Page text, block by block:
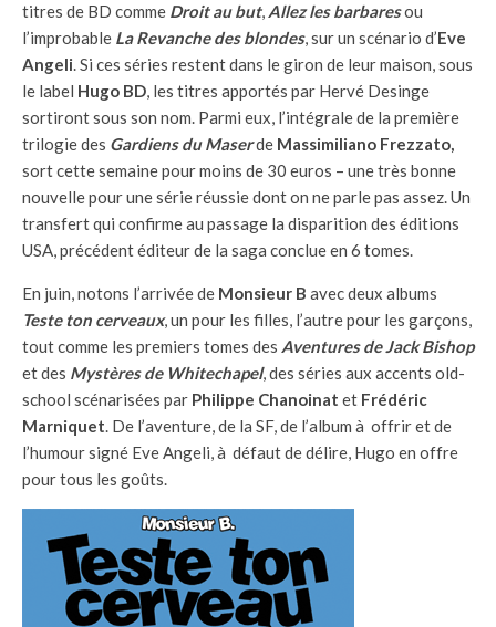
titres de BD comme Droit au but, Allez les barbaresou
l’improbable La Revanche des blondes, sur un scénario d’Eve
Angeli. Si ces séries restent dans le giron de leur maison, sous
le label Hugo BD, les titres apportés par Hervé Desinge
sortiront sous son nom. Parmi eux, l’intégrale de la première
trilogie des Gardiens du Maserde Massimiliano Frezzato,
sort cette semaine pour moins de 30 euros – une très bonne
nouvelle pour une série réussie dont on ne parle pas assez. Un
transfert qui confirme au passage la disparition des éditions
USA, précédent éditeur de la saga conclue en 6 tomes.
En juin, notons l’arrivée de Monsieur B avec deux albums
Teste ton cerveaux, un pour les filles, l’autre pour les garçons,
tout comme les premiers tomes des Aventures de Jack Bishop
et des Mystères de Whitechapel, des séries aux accents old-
school scénarisées par Philippe Chanoinat et Frédéric
Marniquet. De l’aventure, de la SF, de l’album à offrir et de
l’humour signé Eve Angeli, à défaut de délire, Hugo en offre
pour tous les goûts.